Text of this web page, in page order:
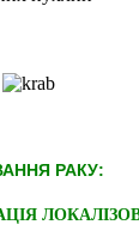
РАКУ: